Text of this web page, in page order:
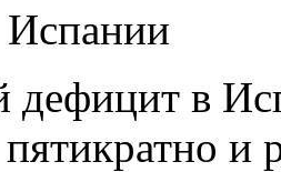
в
и